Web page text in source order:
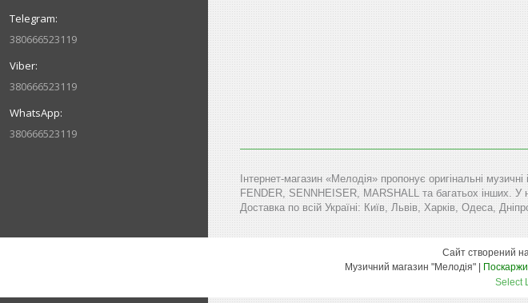
380666523119
380666523119
380666523119
Інтернет-магазин «Мелодія» пропонує оригінальні
FENDER, SENNHEISER, MARSHALL та багатьох інших. У
Доставка по всій Україні: Київ, Львів, Харків, Одеса,
Сайт створений
Select